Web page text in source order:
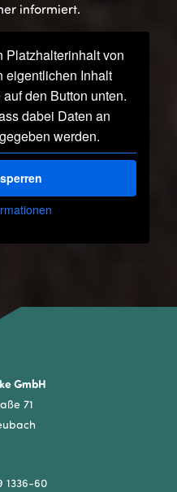
informiert.
Platzhalterinhalt von
eigentlichen Inhalt
den Button unten.
dabei Daten an
werden.
GmbH
71
1336-60